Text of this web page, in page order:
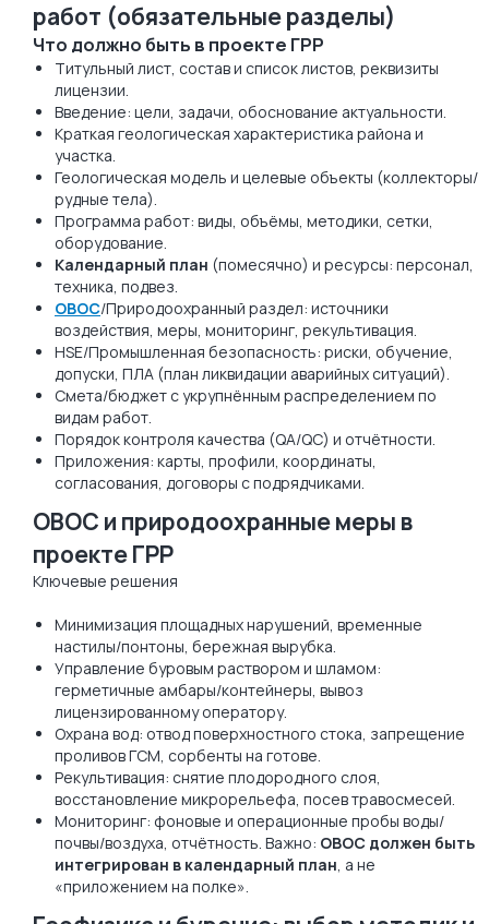
работ (обязательные разделы)
Что должно быть в проекте ГРР
Титульный лист, состав и список листов, реквизиты
лицензии.
Введение: цели, задачи, обоснование актуальности.
Краткая геологическая характеристика района и
участка.
Геологическая модель и целевые объекты (коллекторы/
рудные тела).
Программа работ: виды, объёмы, методики, сетки,
оборудование.
Календарный план (помесячно) и ресурсы: персонал,
техника, подвез.
ОВОС/Природоохранный раздел: источники
воздействия, меры, мониторинг, рекультивация.
HSE/Промышленная безопасность: риски, обучение,
допуски, ПЛА (план ликвидации аварийных ситуаций).
Смета/бюджет с укрупнённым распределением по
видам работ.
Порядок контроля качества (QA/QC) и отчётности.
Приложения: карты, профили, координаты,
согласования, договоры с подрядчиками.
ОВОС и природоохранные меры в
проекте ГРР
Ключевые решения
Минимизация площадных нарушений, временные
настилы/понтоны, бережная вырубка.
Управление буровым раствором и шламом:
герметичные амбары/контейнеры, вывоз
лицензированному оператору.
Охрана вод: отвод поверхностного стока, запрещение
проливов ГСМ, сорбенты на готове.
Рекультивация: снятие плодородного слоя,
восстановление микрорельефа, посев травосмесей.
Мониторинг: фоновые и операционные пробы воды/
почвы/воздуха, отчётность. Важно: ОВОС должен быть
интегрирован в календарный план, а не
«приложением на полке».